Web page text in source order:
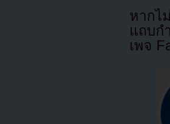
หากไ
แถบก
เพจ